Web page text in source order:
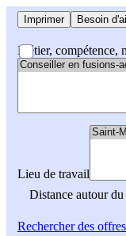
Imprimer Besoin
Métier, compétence,
Lieu de travail
Distance autour
Rechercherdes offres